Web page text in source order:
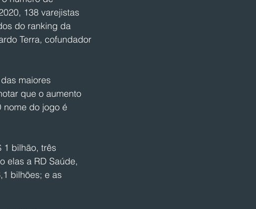
138 varejistas
do ranking da
Terra, cofundador
maiores
que o aumento
nome do jogo é
1 bilhão, três
elas a RD Saúde,
bilhões; e as